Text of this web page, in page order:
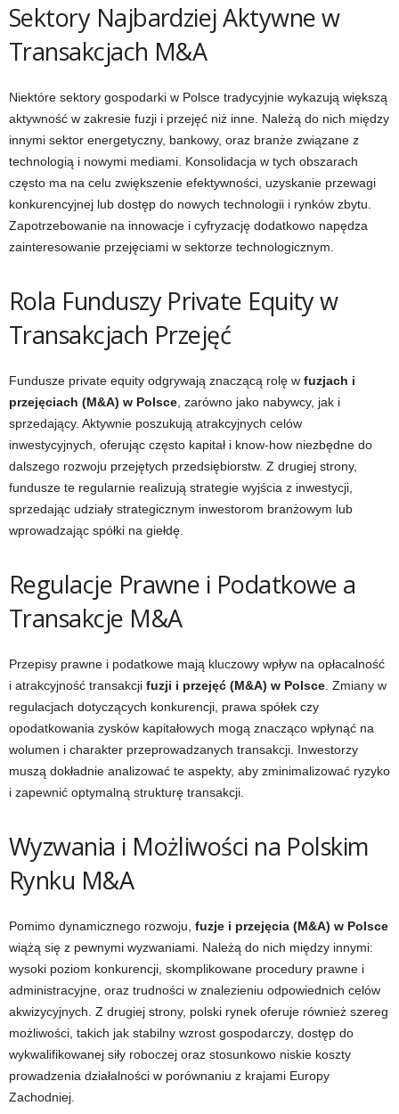
Sektory Najbardziej Aktywne w
Transakcjach M&A
Niektóre sektory gospodarki w Polsce tradycyjnie wykazują większą
aktywność w zakresie fuzji i przejęć niż inne. Należą do nich między
innymi sektor energetyczny, bankowy, oraz branże związane z
technologią i nowymi mediami. Konsolidacja w tych obszarach
często ma na celu zwiększenie efektywności, uzyskanie przewagi
konkurencyjnej lub dostęp do nowych technologii i rynków zbytu.
Zapotrzebowanie na innowacje i cyfryzację dodatkowo napędza
zainteresowanie przejęciami w sektorze technologicznym.
Rola Funduszy Private Equity w
Transakcjach Przejęć
Fundusze private equity odgrywają znaczącą rolę w fuzjach i
przejęciach (M&A) w Polsce , zarówno jako nabywcy, jak i
sprzedający. Aktywnie poszukują atrakcyjnych celów
inwestycyjnych, oferując często kapitał i know-how niezbędne do
dalszego rozwoju przejętych przedsiębiorstw. Z drugiej strony,
fundusze te regularnie realizują strategie wyjścia z inwestycji,
sprzedając udziały strategicznym inwestorom branżowym lub
wprowadzając spółki na giełdę.
Regulacje Prawne i Podatkowe a
Transakcje M&A
Przepisy prawne i podatkowe mają kluczowy wpływ na opłacalność
i atrakcyjność transakcji fuzji i przejęć (M&A) w Polsce . Zmiany w
regulacjach dotyczących konkurencji, prawa spółek czy
opodatkowania zysków kapitałowych mogą znacząco wpłynąć na
wolumen i charakter przeprowadzanych transakcji. Inwestorzy
muszą dokładnie analizować te aspekty, aby zminimalizować ryzyko
i zapewnić optymalną strukturę transakcji.
Wyzwania i Możliwości na Polskim
Rynku M&A
Pomimo dynamicznego rozwoju, fuzje i przejęcia (M&A) w Polsce
wiążą się z pewnymi wyzwaniami. Należą do nich między innymi:
wysoki poziom konkurencji, skomplikowane procedury prawne i
administracyjne, oraz trudności w znalezieniu odpowiednich celów
akwizycyjnych. Z drugiej strony, polski rynek oferuje również szereg
możliwości, takich jak stabilny wzrost gospodarczy, dostęp do
wykwalifikowanej siły roboczej oraz stosunkowo niskie koszty
prowadzenia działalności w porównaniu z krajami Europy
Zachodniej.